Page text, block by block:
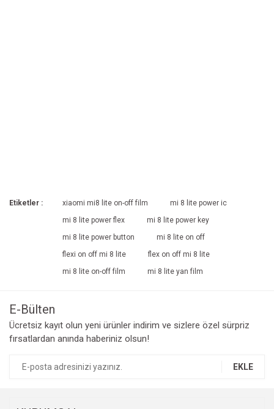
Etiketler : xiaomi mi8 lite on-off film
mi 8 lite power ic
mi 8 lite power flex
mi 8 lite power key
mi 8 lite power button
mi 8 lite on off
flexi on off mi 8 lite
flex on off mi 8 lite
mi 8 lite on-off film
mi 8 lite yan film
E-Bülten
Ücretsiz kayıt olun yeni ürünler indirim ve sizlere özel sürpriz
fırsatlardan anında haberiniz olsun!
EKLE